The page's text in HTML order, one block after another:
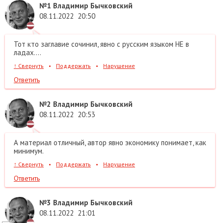
№1 Владимир Бычковский
08.11.2022 20:50
Тот кто заглавие сочинил, явно с русским языком НЕ в
ладах....
↑ Свернуть • Поддержать • Нарушение
Ответить
№2 Владимир Бычковский
08.11.2022 20:53
А материал отличный, автор явно экономику понимает, как
минимум.
↑ Свернуть • Поддержать • Нарушение
Ответить
№3 Владимир Бычковский
08.11.2022 21:01